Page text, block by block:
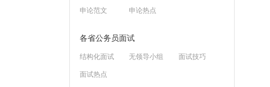
申论范文 申论热点
各省公务员面试
结构化面试 无领导小组 面试技巧
面试热点